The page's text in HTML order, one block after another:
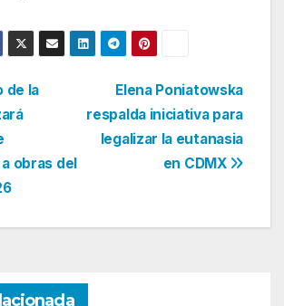
Elena Poniatowska
respalda iniciativa para
legalizar la eutanasia
en CDMX
de la
obras del